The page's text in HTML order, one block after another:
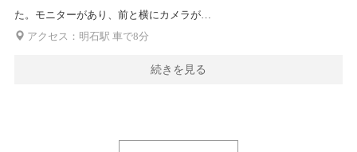
た。モニターがあり、前と横にカメラが…
アクセス：明石駅 車で8分
続きを見る